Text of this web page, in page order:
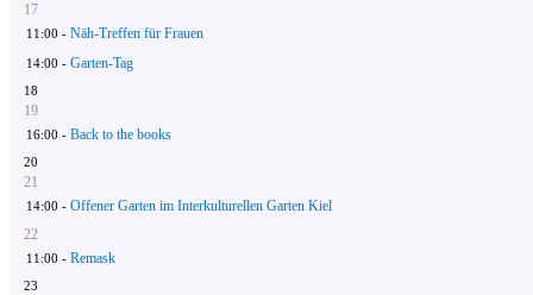
17
11:00 - Näh-Treffen für Frauen
14:00 - Garten-Tag
18
19
16:00 - Back to the books
20
21
14:00 - Offener Garten im Interkulturellen Garten Kiel
22
11:00 - Remask
23